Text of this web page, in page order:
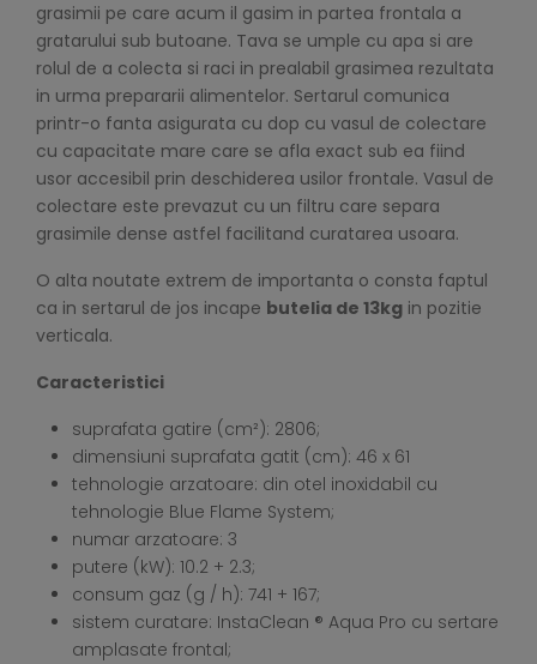
grasimii pe care acum il gasim in partea frontala a
gratarului sub butoane. Tava se umple cu apa si are
rolul de a colecta si raci in prealabil grasimea rezultata
in urma prepararii alimentelor. Sertarul comunica
printr-o fanta asigurata cu dop cu vasul de colectare
cu capacitate mare care se afla exact sub ea fiind
usor accesibil prin deschiderea usilor frontale. Vasul de
colectare este prevazut cu un filtru care separa
grasimile dense astfel facilitand curatarea usoara.
O alta noutate extrem de importanta o consta faptul
ca in sertarul de jos incape butelia de 13kg in pozitie
verticala.
Caracteristici
suprafata gatire (cm²): 2806;
dimensiuni suprafata gatit (cm): 46 x 61
tehnologie arzatoare: din otel inoxidabil cu
tehnologie Blue Flame System;
numar arzatoare: 3
putere (kW): 10.2 + 2.3;
consum gaz (g / h): 741 + 167;
sistem curatare: InstaClean ® Aqua Pro cu sertare
amplasate frontal;